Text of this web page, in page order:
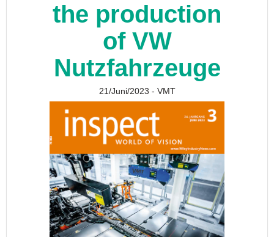
the production
of VW
Nutzfahrzeuge
21/Juni/2023 - VMT